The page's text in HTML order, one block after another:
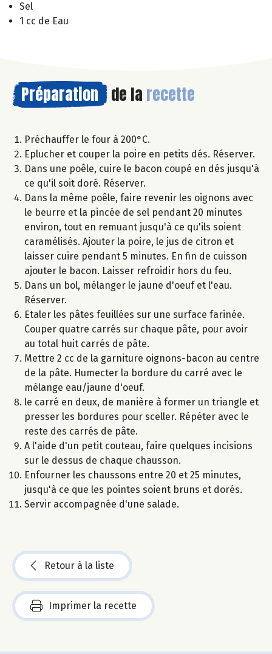
Sel
1 cc de Eau
Préparation de la recette
Préchauffer le four à 200°C.
Eplucher et couper la poire en petits dés. Réserver.
Dans une poêle, cuire le bacon coupé en dés jusqu'à
ce qu'il soit doré. Réserver.
Dans la même poêle, faire revenir les oignons avec
le beurre et la pincée de sel pendant 20 minutes
environ, tout en remuant jusqu'à ce qu'ils soient
caramélisés. Ajouter la poire, le jus de citron et
laisser cuire pendant 5 minutes. En fin de cuisson
ajouter le bacon. Laisser refroidir hors du feu.
Dans un bol, mélanger le jaune d'oeuf et l'eau.
Réserver.
Etaler les pâtes feuillées sur une surface farinée.
Couper quatre carrés sur chaque pâte, pour avoir
au total huit carrés de pâte.
Mettre 2 cc de la garniture oignons-bacon au centre
de la pâte. Humecter la bordure du carré avec le
mélange eau/jaune d'oeuf.
le carré en deux, de manière à former un triangle et
presser les bordures pour sceller. Répéter avec le
reste des carrés de pâte.
A l'aide d'un petit couteau, faire quelques incisions
sur le dessus de chaque chausson.
Enfourner les chaussons entre 20 et 25 minutes,
jusqu'à ce que les pointes soient bruns et dorés.
Servir accompagnée d'une salade.
Retour à la liste
Imprimer la recette